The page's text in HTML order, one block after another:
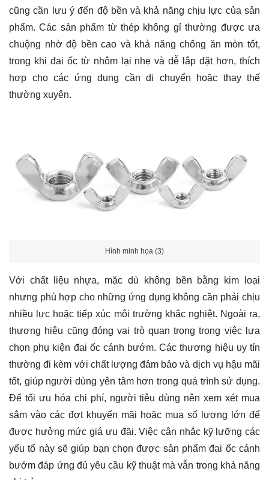
cũng cần lưu ý đến độ bền và khả năng chịu lực của sản
phẩm. Các sản phẩm từ thép không gỉ thường được ưa
chuộng nhờ độ bền cao và khả năng chống ăn mòn tốt,
trong khi đai ốc từ nhôm lại nhẹ và dễ lắp đặt hơn, thích
hợp cho các ứng dụng cần di chuyển hoặc thay thế
thường xuyên.
Hình minh họa (3)
Với chất liệu nhựa, mặc dù không bền bằng kim loại
nhưng phù hợp cho những ứng dụng không cần phải chịu
nhiều lực hoặc tiếp xúc môi trường khắc nghiệt. Ngoài ra,
thương hiệu cũng đóng vai trò quan trọng trong việc lựa
chọn phụ kiện đai ốc cánh bướm. Các thương hiệu uy tín
thường đi kèm với chất lượng đảm bảo và dịch vụ hậu mãi
tốt, giúp người dùng yên tâm hơn trong quá trình sử dụng.
Để tối ưu hóa chi phí, người tiêu dùng nên xem xét mua
sắm vào các đợt khuyến mãi hoặc mua số lượng lớn để
được hưởng mức giá ưu đãi. Việc cân nhắc kỹ lưỡng các
yếu tố này sẽ giúp bạn chọn được sản phẩm đai ốc cánh
bướm đáp ứng đủ yêu cầu kỹ thuật mà vẫn trong khả năng